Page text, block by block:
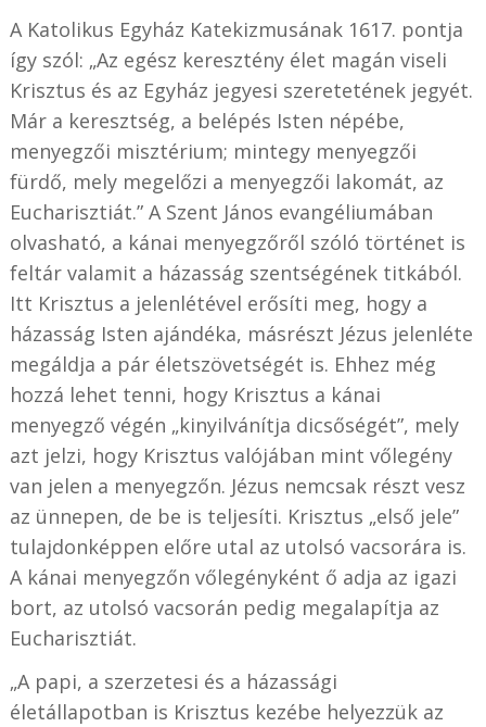
A Katolikus Egyház Katekizmusának 1617. pontja
így szól: „Az egész keresztény élet magán viseli
Krisztus és az Egyház jegyesi szeretetének jegyét.
Már a keresztség, a belépés Isten népébe,
menyegzői misztérium; mintegy menyegzői
fürdő, mely megelőzi a menyegzői lakomát, az
Eucharisztiát.” A Szent János evangéliumában
olvasható, a kánai menyegzőről szóló történet is
feltár valamit a házasság szentségének titkából.
Itt Krisztus a jelenlétével erősíti meg, hogy a
házasság Isten ajándéka, másrészt Jézus jelenléte
megáldja a pár életszövetségét is. Ehhez még
hozzá lehet tenni, hogy Krisztus a kánai
menyegző végén „kinyilvánítja dicsőségét”, mely
azt jelzi, hogy Krisztus valójában mint vőlegény
van jelen a menyegzőn. Jézus nemcsak részt vesz
az ünnepen, de be is teljesíti. Krisztus „első jele”
tulajdonképpen előre utal az utolsó vacsorára is.
A kánai menyegzőn vőlegényként ő adja az igazi
bort, az utolsó vacsorán pedig megalapítja az
Eucharisztiát.
„A papi, a szerzetesi és a házassági
életállapotban is Krisztus kezébe helyezzük az